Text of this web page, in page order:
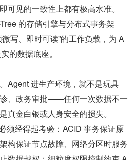
可见的一致性上都有极高水准。
的存储引擎与分布式事务架
写、即时可读”的工作负载，为 A
的数据底座。
Agent 进生产环境，就不是玩具
、政务审批——任何一次数据不一
真金白银或人身安全的损失。
须经得起考验：ACID 事务保证原
构保证节点故障、网络分区时服务